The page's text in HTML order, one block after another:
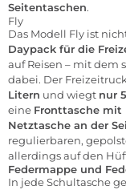
Seitentaschen.
Fly
Das Modell Fly ist
Daypack für die
auf Reisen – mit dem
dabei. Der
Litern und wiegt nur
eine Fronttasche mit
Netztasche an der
regulierbaren,
allerdings auf den
Federmappe und
In jede Schultasche